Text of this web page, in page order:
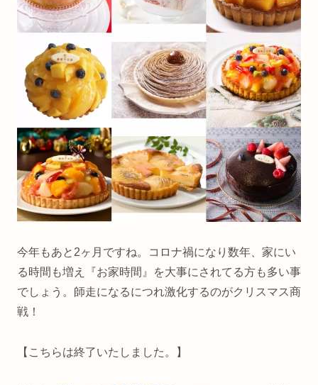
今年もあと2ヶ月ですね。コロナ禍になり数年、家にい
る時間も増え『お家時間』を大事にされてる方も多い事
でしょう。師走になるにつれ激化するのがクリスマス商
戦！
【こちらは終了いたしました。】